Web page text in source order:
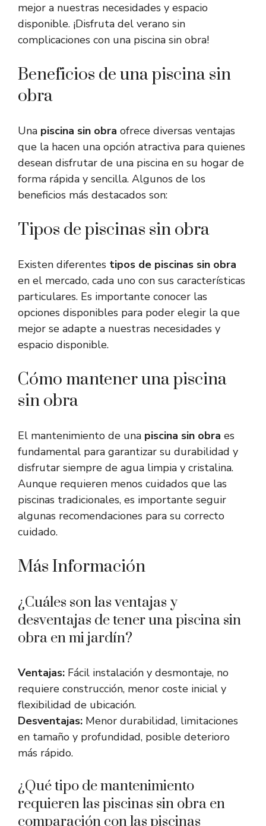
mejor a nuestras necesidades y espacio
disponible. ¡Disfruta del verano sin
complicaciones con una piscina sin obra!
Beneficios de una piscina sin
obra
Una piscina sin obra ofrece diversas ventajas
que la hacen una opción atractiva para quienes
desean disfrutar de una piscina en su hogar de
forma rápida y sencilla. Algunos de los
beneficios más destacados son:
Tipos de piscinas sin obra
Existen diferentes tipos de piscinas sin obra
en el mercado, cada uno con sus características
particulares. Es importante conocer las
opciones disponibles para poder elegir la que
mejor se adapte a nuestras necesidades y
espacio disponible.
Cómo mantener una piscina
sin obra
El mantenimiento de una piscina sin obra es
fundamental para garantizar su durabilidad y
disfrutar siempre de agua limpia y cristalina.
Aunque requieren menos cuidados que las
piscinas tradicionales, es importante seguir
algunas recomendaciones para su correcto
cuidado.
Más Información
¿Cuáles son las ventajas y
desventajas de tener una piscina sin
obra en mi jardín?
Ventajas: Fácil instalación y desmontaje, no
requiere construcción, menor coste inicial y
flexibilidad de ubicación.
Desventajas: Menor durabilidad, limitaciones
en tamaño y profundidad, posible deterioro
más rápido.
¿Qué tipo de mantenimiento
requieren las piscinas sin obra en
comparación con las piscinas